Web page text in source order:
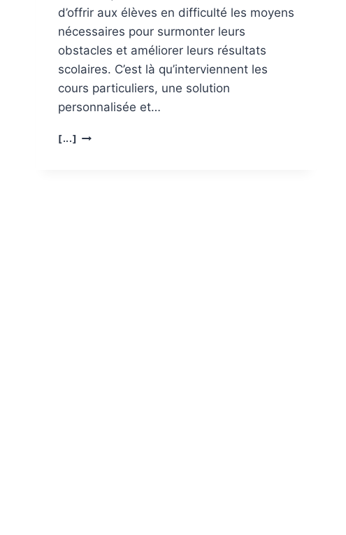
d’offrir aux élèves en difficulté les moyens
nécessaires pour surmonter leurs
obstacles et améliorer leurs résultats
scolaires. C’est là qu’interviennent les
cours particuliers, une solution
personnalisée et…
[...] LES